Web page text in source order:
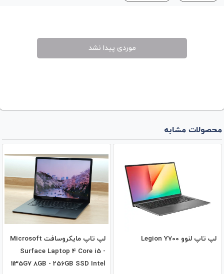
موردی پیدا نشد
محصولات مشابه
لپ تاپ لنوو Legion Y700
لپ تاپ مایکروسافت Microsoft
Surface Laptop 4 Core i5 -
1135G7 8GB - 256GB SSD Intel